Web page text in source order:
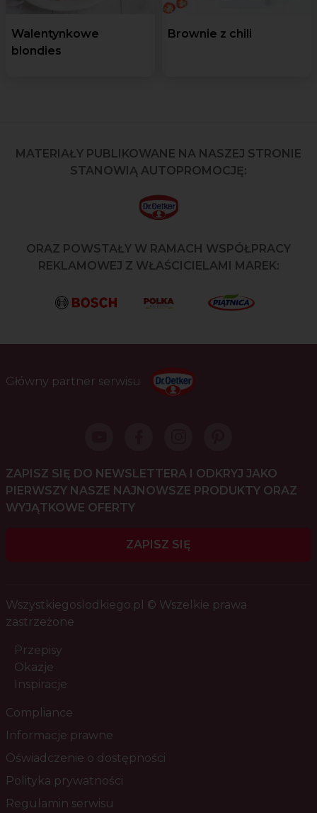
Walentynkowe
blondies
Brownie z chili
MATERIAŁY PUBLIKOWANE NA NASZEJ STRONIE
STANOWIĄ AUTOPROMOCJĘ:
ORAZ POWSTAŁY W RAMACH WSPÓŁPRACY
REKLAMOWEJ Z WŁAŚCICIELAMI MAREK:
Główny partner serwisu
ZAPISZ SIĘ DO NEWSLETTERA I ODKRYJ JAKO
PIERWSZY NASZE NAJNOWSZE PRODUKTY ORAZ
WYJĄTKOWE OFERTY
ZAPISZ SIĘ
Wszystkiegoslodkiego.pl © Wszelkie prawa
zastrzeżone
Przepisy
Okazje
Inspiracje
Compliance
Informacje prawne
Oświadczenie o dostępności
Polityka prywatności
Regulamin serwisu